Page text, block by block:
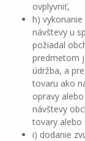
ovplyvniť,
h)
návštevy u
požiadal
predmetom
údržba, a
tovaru ako
opravy
návštevy
tovary alebo
i) dodanie